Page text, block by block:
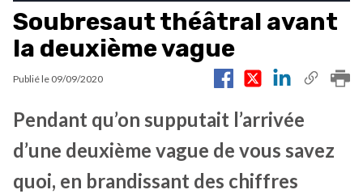
Soubresaut théâtral avant
la deuxième vague
Publié le 09/09/2020
Pendant qu’on supputait l’arrivée
d’une deuxième vague de vous savez
quoi, en brandissant des chiffres